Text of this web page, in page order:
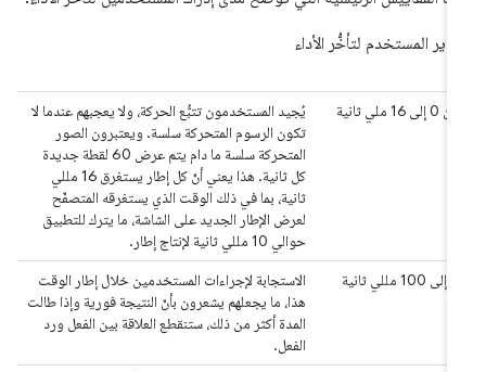
المستخدم لتأخُّر الأداء
يُجيد المستخدمون تتبُّع الحركة، ولا يعجبهم عندما لا
تكون الرسوم المتحركة سلسة. ويعتبرون الصور
المتحركة سلسة ما دام يتم عرض 60 لقطة جديدة
كل ثانية. هذا يعني أنّ كل إطار يستغرق 16 مللي
ثانية، بما في ذلك الوقت الذي يستغرقه المتصفّح
لعرض الإطار الجديد على الشاشة، ما يترك للتطبيق
حوالي 10 مللي ثانية لإنتاج إطار.
الاستجابة لإجراءات المستخدمين خلال إطار الوقت
هذا، ما يجعلهم يشعرون بأنّ النتيجة فورية وإذا طالت
المدة أكثر من ذلك، ستنقطع العلاقة بين الفعل ورد
الفعل.